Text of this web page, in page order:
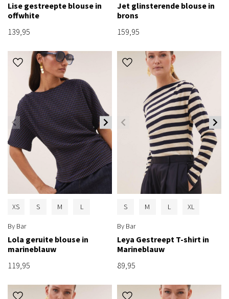
Lise gestreepte blouse in
offwhite
139,95
Jet glinsterende blouse in
brons
159,95
XS S M L
By Bar
Lola geruite blouse in
marineblauw
119,95
S M L XL
By Bar
Leya Gestreept T-shirt in
Marineblauw
89,95